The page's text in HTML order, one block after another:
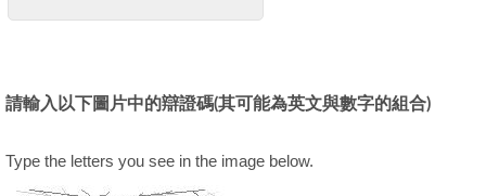
請輸入以下圖片中的辯證碼(其可能為英文與數字的組合)
Type the letters you see in the image below.